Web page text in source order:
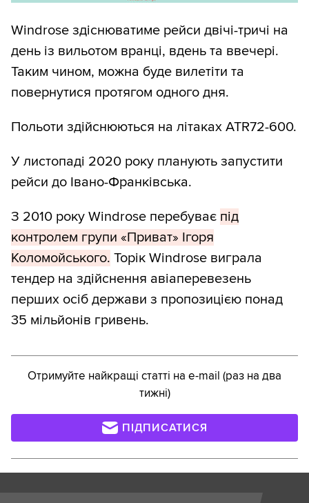
Windrose здіснюватиме рейси двічі-тричі на
день із вильотом вранці, вдень та ввечері.
Таким чином, можна буде вилетіти та
повернутися протягом одного дня.
Польоти здійснюються на літаках ATR72-600.
У листопаді 2020 року планують запустити
рейси до Івано-Франківська.
З 2010 року Windrose перебуває під
контролем групи «Приват» Ігоря
Коломойського. Торік Windrose виграла
тендер на здійснення авіаперевезень
перших осіб держави з пропозицією понад
35 мільйонів гривень.
Отримуйте найкращі статті на e-mail (раз на два
тижні)
ПІДПИСАТИСЯ